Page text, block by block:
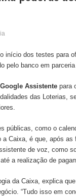
início dos testes para
pelo banco em
Google Assistente para
das Loterias,
públicas, como o
Caixa, é que, após
de voz, como
a realização de
da Caixa, explica
“Tudo isso em